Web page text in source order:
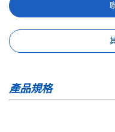
產品規格